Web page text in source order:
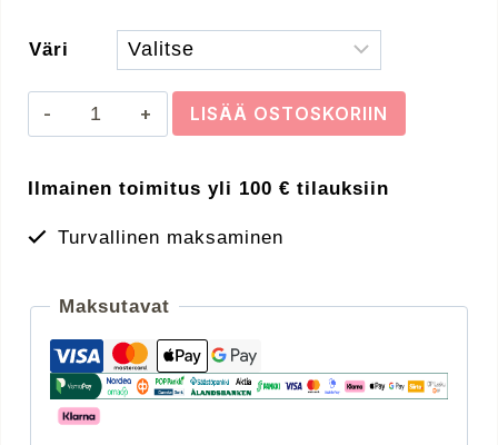
Väri
Buff
light
kevyt
määrä
LISÄÄ OSTOSKORIIN
Ilmainen toimitus yli 100 € tilauksiin
Turvallinen maksaminen
Maksutavat